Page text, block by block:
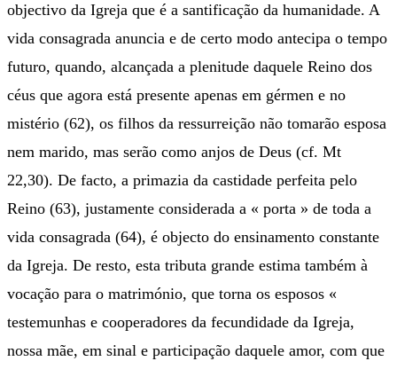
objectivo da Igreja que é a santificação da humanidade. A
vida consagrada anuncia e de certo modo antecipa o tempo
futuro, quando, alcançada a plenitude daquele Reino dos
céus que agora está presente apenas em gérmen e no
mistério (62), os filhos da ressurreição não tomarão esposa
nem marido, mas serão como anjos de Deus (cf. Mt
22,30). De facto, a primazia da castidade perfeita pelo
Reino (63), justamente considerada a « porta » de toda a
vida consagrada (64), é objecto do ensinamento constante
da Igreja. De resto, esta tributa grande estima também à
vocação para o matrimónio, que torna os esposos «
testemunhas e cooperadores da fecundidade da Igreja,
nossa mãe, em sinal e participação daquele amor, com que